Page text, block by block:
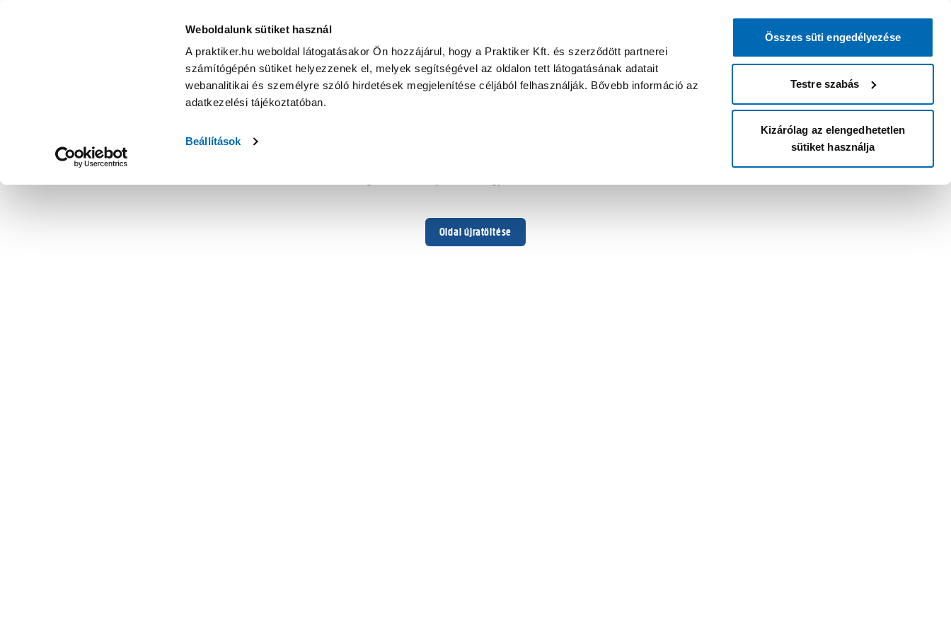
Weboldalunk sütiket használ
A praktiker.hu weboldal látogatásakor Ön hozzájárul, hogy a Praktiker Kft. és szerződött partnerei
számítógépén sütiket helyezzenek el, melyek segítségével az oldalon tett látogatásának adatait
webanalitikai és személyre szóló hirdetések megjelenítése céljából felhasználják. Bővebb információ az
adatkezelési tájékoztatóban.
Beállítások
Összes süti engedélyezése
Testre szabás
Kizárólag az elengedhetetlen
sütiket használja
Oldal újratöltése